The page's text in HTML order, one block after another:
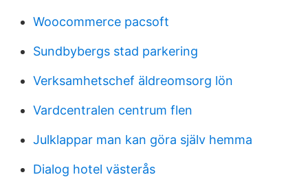
Woocommerce pacsoft
Sundbybergs stad parkering
Verksamhetschef äldreomsorg lön
Vardcentralen centrum flen
Julklappar man kan göra själv hemma
Dialog hotel västerås